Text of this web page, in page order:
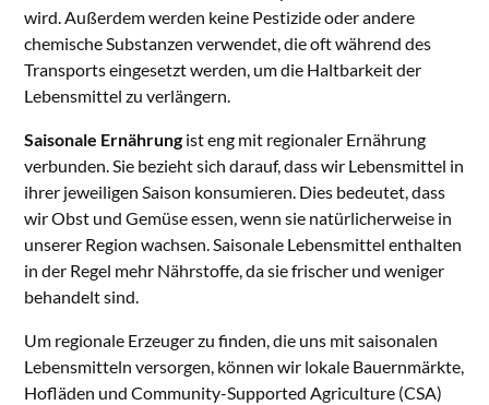
wird. Außerdem werden keine Pestizide oder andere
chemische Substanzen verwendet, die oft während des
Transports eingesetzt werden, um die Haltbarkeit der
Lebensmittel zu verlängern.
Saisonale Ernährung ist eng mit regionaler Ernährung
verbunden. Sie bezieht sich darauf, dass wir Lebensmittel in
ihrer jeweiligen Saison konsumieren. Dies bedeutet, dass
wir Obst und Gemüse essen, wenn sie natürlicherweise in
unserer Region wachsen. Saisonale Lebensmittel enthalten
in der Regel mehr Nährstoffe, da sie frischer und weniger
behandelt sind.
Um regionale Erzeuger zu finden, die uns mit saisonalen
Lebensmitteln versorgen, können wir lokale Bauernmärkte,
Hofläden und Community-Supported Agriculture (CSA)